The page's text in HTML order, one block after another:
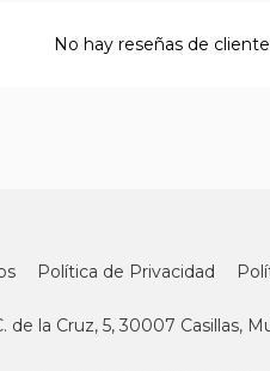
No hay reseñas de
Política de Privacidad
de la Cruz, 5, 30007 Casillas,